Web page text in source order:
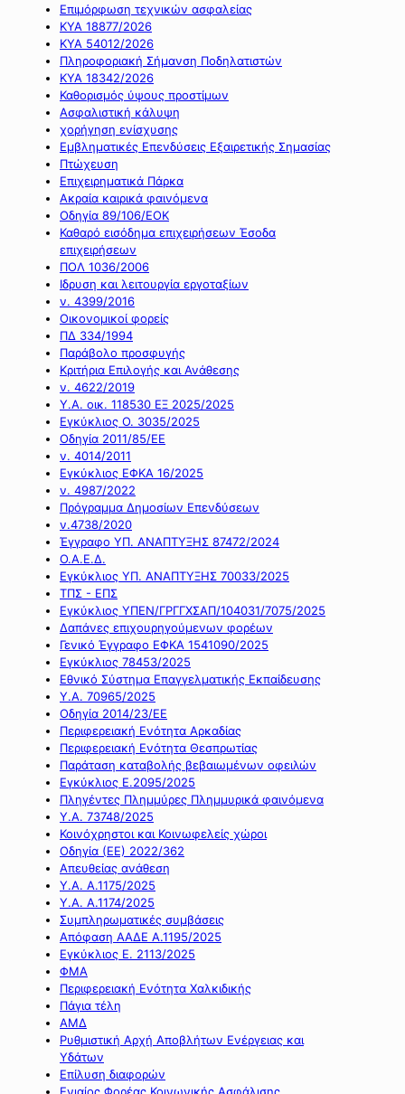
Επιμόρφωση τεχνικών ασφαλείας
ΚΥΑ 18877/2026
ΚΥΑ 54012/2026
Πληροφοριακή Σήμανση Ποδηλατιστών
ΚΥΑ 18342/2026
Καθορισμός ύψους προστίμων
Ασφαλιστική κάλυψη
χορήγηση ενίσχυσης
Εμβληματικές Επενδύσεις Εξαιρετικής Σημασίας
Πτώχευση
Επιχειρηματικά Πάρκα
Ακραία καιρικά φαινόμενα
Οδηγία 89/106/ΕΟΚ
Καθαρό εισόδημα επιχειρήσεων Έσοδα
επιχειρήσεων
ΠΟΛ 1036/2006
Ιδρυση και λειτουργία εργοταξίων
ν. 4399/2016
Οικονομικοί φορείς
ΠΔ 334/1994
Παράβολο προσφυγής
Κριτήρια Επιλογής και Ανάθεσης
ν. 4622/2019
Υ.Α. οικ. 118530 ΕΞ 2025/2025
Εγκύκλιος Ο. 3035/2025
Οδηγία 2011/85/ΕΕ
ν. 4014/2011
Εγκύκλιος ΕΦΚΑ 16/2025
ν. 4987/2022
Πρόγραμμα Δημοσίων Επενδύσεων
ν.4738/2020
Έγγραφο ΥΠ. ΑΝΑΠΤΥΞΗΣ 87472/2024
Ο.Α.Ε.Δ.
Εγκύκλιος ΥΠ. ΑΝΑΠΤΥΞΗΣ 70033/2025
ΤΠΣ - ΕΠΣ
Εγκύκλιος ΥΠΕΝ/ΓΡΓΓΧΣΑΠ/104031/7075/2025
Δαπάνες επιχουρηγούμενων φορέων
Γενικό Έγγραφο ΕΦΚΑ 1541090/2025
Εγκύκλιος 78453/2025
Εθνικό Σύστημα Επαγγελματικής Εκπαίδευσης
Υ.Α. 70965/2025
Οδηγία 2014/23/ΕΕ
Περιφερειακή Ενότητα Αρκαδίας
Περιφερειακή Ενότητα Θεσπρωτίας
Παράταση καταβολής βεβαιωμένων οφειλών
Εγκύκλιος Ε.2095/2025
Πληγέντες Πλημμύρες Πλημμυρικά φαινόμενα
Υ.Α. 73748/2025
Κοινόχρηστοι και Κοινωφελείς χώροι
Οδηγία (ΕΕ) 2022/362
Απευθείας ανάθεση
Υ.Α. Α.1175/2025
Υ.Α. Α.1174/2025
Συμπληρωματικές συμβάσεις
Απόφαση ΑΑΔΕ Α.1195/2025
Εγκύκλιος Ε. 2113/2025
ΦΜΑ
Περιφερειακή Ενότητα Χαλκιδικής
Πάγια τέλη
ΑΜΔ
Ρυθμιστική Αρχή Αποβλήτων Ενέργειας και
Υδάτων
Επίλυση διαφορών